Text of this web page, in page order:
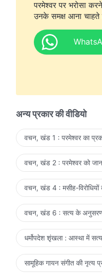
परमेश्वर पर भरोसा
उनके समक्ष आना चाहते
अन्य प्रकार की वीडियो
वचन, खंड 1 : परमेश्वर का
वचन, खंड 2 : परमेश्वर को
वचन, खंड 4 : मसीह-विरोधियों
वचन, खंड 6 : सत्य के अनुसरण
धर्मोपदेश शृंखला : आस्था में
सामूहिक गायन संगीत की नृत्य